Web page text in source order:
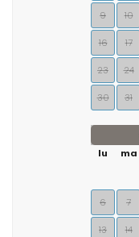
9 10
16 17
23 24
30 31
lu
ma
6 7
13 14